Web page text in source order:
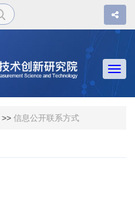
>> 信息公开联系方式